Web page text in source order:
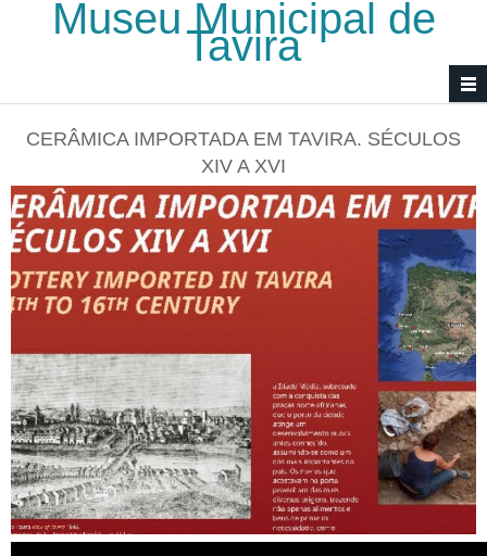
Passar para o conteúdo principal
Museu Municipal de
Tavira
CERÂMICA IMPORTADA EM TAVIRA. SÉCULOS
XIV A XVI